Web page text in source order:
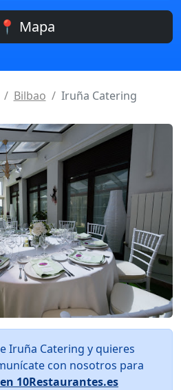
📍 Mapa
Bilbao Iruña Catering
Iruña Catering y quieres
con nosotros para
10Restaurantes.es